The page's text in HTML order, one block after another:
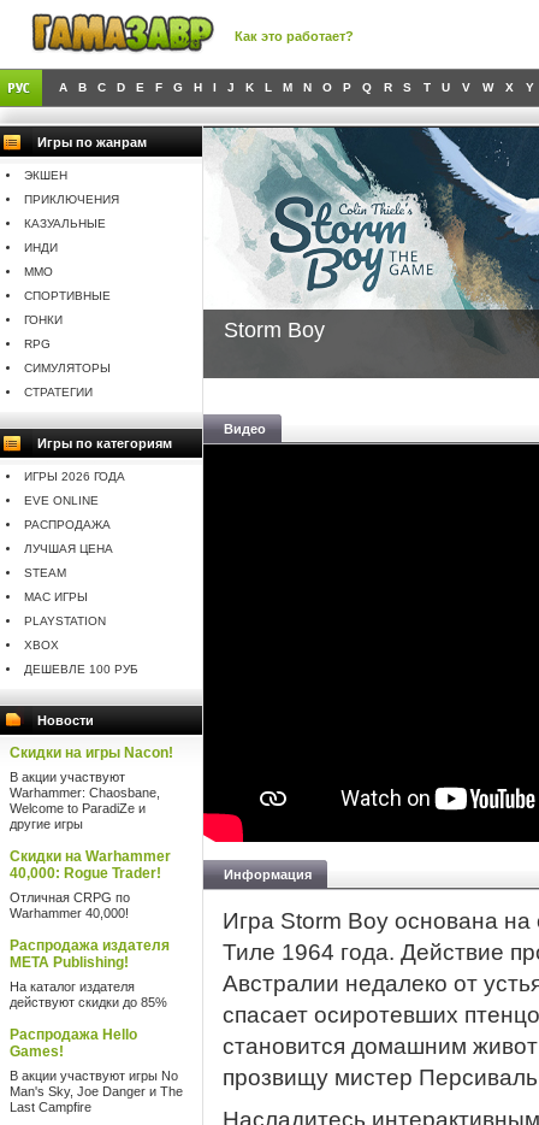
Как это работает?
A B C D E F G H I J K L M N O P Q R S T U V W X Y
Игры по жанрам
ЭКШЕН
ПРИКЛЮЧЕНИЯ
КАЗУАЛЬНЫЕ
ИНДИ
MMO
СПОРТИВНЫЕ
ГОНКИ
RPG
СИМУЛЯТОРЫ
СТРАТЕГИИ
Игры по категориям
ИГРЫ 2026 ГОДА
EVE ONLINE
РАСПРОДАЖА
ЛУЧШАЯ ЦЕНА
STEAM
MAC ИГРЫ
PLAYSTATION
XBOX
ДЕШЕВЛЕ 100 РУБ
Новости
Скидки на игры Nacon!
В акции участвуют
Warhammer: Chaosbane,
Welcome to ParadiZe и
другие игры
Скидки на Warhammer
40,000: Rogue Trader!
Отличная CRPG по
Warhammer 40,000!
Распродажа издателя
META Publishing!
На каталог издателя
действуют скидки до 85%
Распродажа Hello
Games!
В акции участвуют игры No
Man's Sky, Joe Danger и The
Last Campfire
Storm Boy
Видео
Информация
Игра Storm Boy основана
Тиле 1964 года. Действие
Австралии недалеко от
спасает осиротевших
становится домашним
прозвищу мистер
Насладитесь